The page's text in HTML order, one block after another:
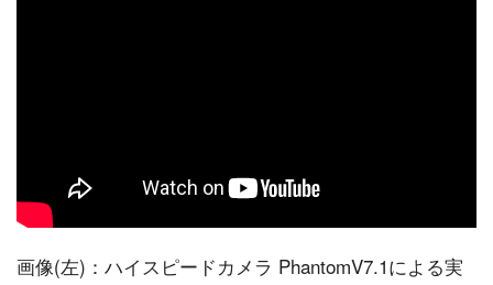
画像(左)：ハイスピードカメラ PhantomV7.1による実